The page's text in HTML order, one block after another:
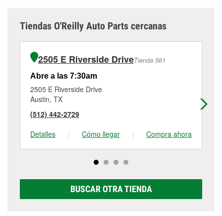
Tiendas O'Reilly Auto Parts cercanas
2505 E Riverside DriveTienda 561
Abre a las 7:30am
2505 E Riverside Drive
Austin, TX
(512) 442-2729
Detalles
| Cómo llegar | Compra ahora
BUSCAR OTRA TIENDA